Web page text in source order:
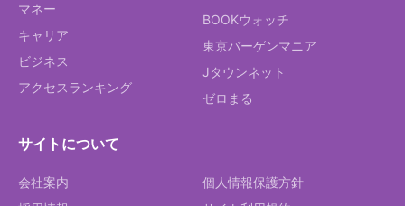
マネー
キャリア
ビジネス
アクセスランキング
BOOKウォッチ
東京バーゲンマニア
Jタウンネット
ゼロまる
サイトについて
会社案内
個人情報保護方針